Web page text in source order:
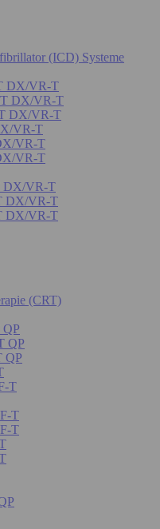
(ICD) Systeme
DX/VR-T
DX/VR-T
DX/VR-T
VR-T
VR-T
VR-T
DX/VR-T
DX/VR-T
DX/VR-T
(CRT)
QP
QP
T
T
T